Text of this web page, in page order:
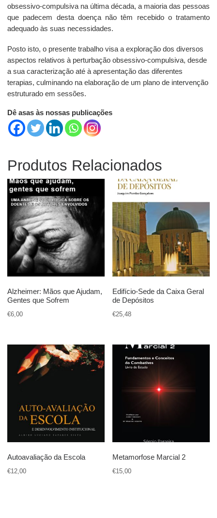
obsessivo-compulsiva na última década, a maioria das pessoas
que padecem desta doença não têm recebido o tratamento
adequado às suas necessidades.
Posto isto, o presente trabalho visa a exploração dos diversos
aspectos relativos à perturbação obsessivo-compulsiva, desde
a sua caracterização até à apresentação das diferentes
terapias, culminando na elaboração de um plano de intervenção
estruturado em sessões.
Dê asas às nossas publicações
Produtos Relacionados
Alzheimer: Mãos que Ajudam,
Gentes que Sofrem
€6,00
Edifício-Sede da Caixa Geral
de Depósitos
€25,48
Autoavaliação da Escola
€12,00
Metamorfose Marcial 2
€15,00